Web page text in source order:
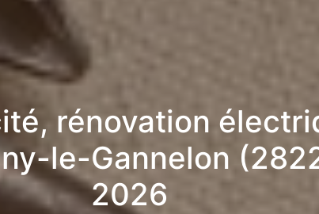
rénovation
le-Gannelon
2026